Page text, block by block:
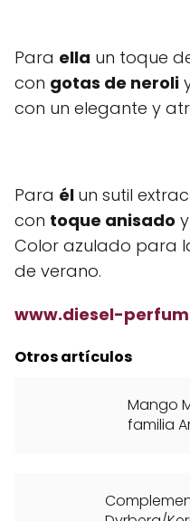
Para ella un toque
con gotas de neroli
con un elegante y
Para él un sutil
con toque anisado
Color azulado para
de verano.
www.diesel-
Otros artículos
Mango
familia